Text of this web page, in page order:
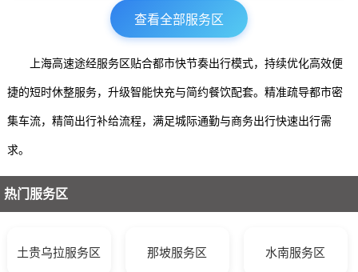
查看全部服务区
上海高速途经服务区贴合都市快节奏出行模式，持续优化高效便
捷的短时休整服务，升级智能快充与简约餐饮配套。精准疏导都市密
集车流，精简出行补给流程，满足城际通勤与商务出行快速出行需
求。
热门服务区
土贵乌拉服务区 那坡服务区 水南服务区